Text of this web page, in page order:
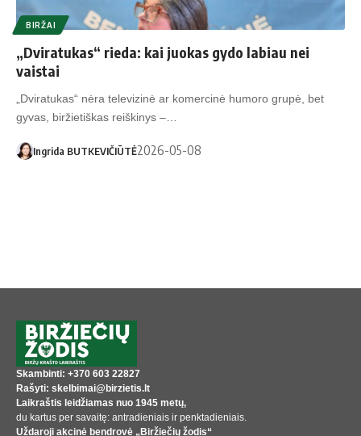
BIRŽAI
„Dviratukas“ rieda: kai juokas gydo labiau nei
vaistai
„Dviratukas“ nėra televizinė ar komercinė humoro grupė, bet
gyvas, biržietiškas reiškinys –…
Ingrida BUTKEVIČIŪTĖ2026-05-08
Skambinti: +370 603 22827
Rašyti: skelbimai@birzietis.lt
Laikraštis leidžiamas nuo 1945 metų,
du kartus per savaitę: antradieniais ir penktadieniais.
Uždaroji akcinė bendrovė „Biržiečių žodis“